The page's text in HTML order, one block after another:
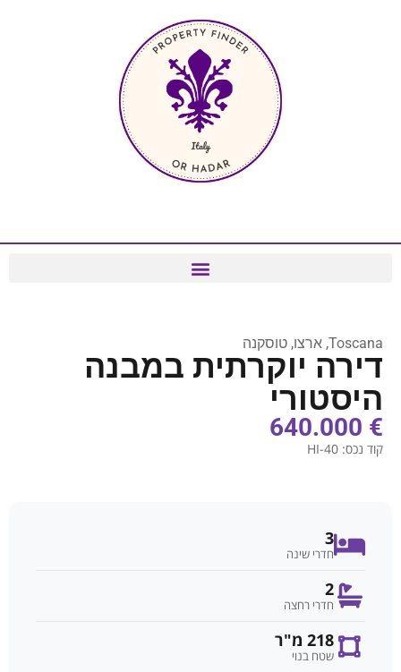
Toscana, ארצו, טוסקנה
דירה יוקרתית במבנה
היסטורי
€ 640.000
קוד נכס: HI-40
3
חדרי שינה
2
חדרי רחצה
218 מ"ר
שטח בנוי